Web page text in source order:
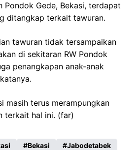
Pondok Gede, Bekasi, terdapat
ditangkap terkait tawuran.
tawuran tidak tersampaikan
di sekitaran RW Pondok
penangkapan anak-anak
masih terus merampungkan
terkait hal ini. (far)
Bekasi
Jabodetabek